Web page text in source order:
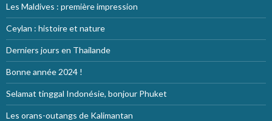
Les Maldives : première impression
Ceylan : histoire et nature
Derniers jours en Thailande
Bonne année 2024 !
Selamat tinggal Indonésie, bonjour Phuket
Les orans-outangs de Kalimantan